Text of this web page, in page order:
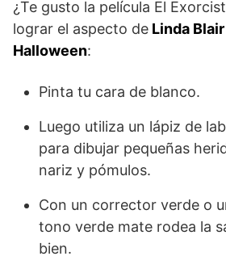
¿Te gusto la película El
lograr el aspecto de Linda
Halloween:
Pinta tu cara de blanco.
Luego utiliza un lápiz de
para dibujar pequeñas
nariz y pómulos.
Con un corrector verde o
tono verde mate rodea la
bien.